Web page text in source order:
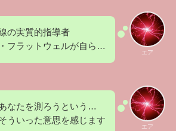
エア
の実質的指導者
フラットウェルが自ら…
エア
なたを測ろうという…
ういった意思を感じます